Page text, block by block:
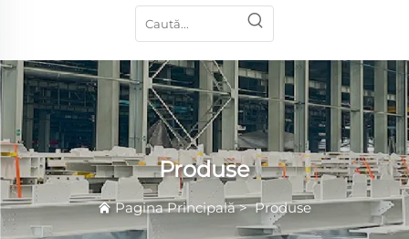
Produse
Pagina Principală>Produse